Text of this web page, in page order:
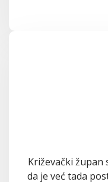
Križevački župan
da je već tada